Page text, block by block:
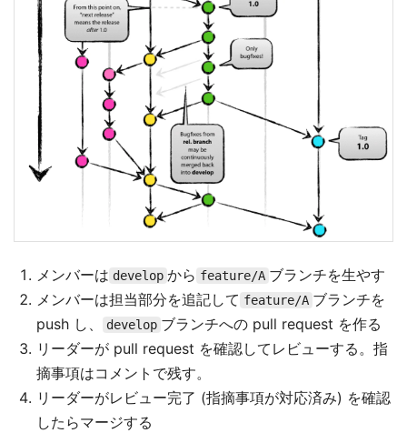
メンバーは develop から feature/A ブランチを生やす
メンバーは担当部分を追記して feature/A ブランチを
push し、
develop ブランチへの pull request を作る
リーダーが pull request を確認してレビューする。指
摘事項はコメントで残す。
リーダーがレビュー完了 (指摘事項が対応済み) を確認
したらマージする